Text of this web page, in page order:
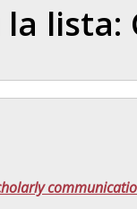
lista: